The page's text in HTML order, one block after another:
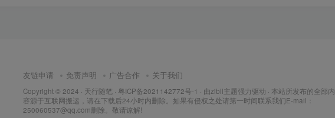
友链申请 免责声明 广告合作 关于我们
Copyright © 2024 · 天行随笔 · 粤ICP备2021142772号-1 · 由zibll主题强力驱动 · 本站所发布的全部内
容源于互联网搬运，请在下载后24小时内删除。如果有侵权之处请第一时间联系我们E-mail：
250060537@qq.com删除。敬请谅解!